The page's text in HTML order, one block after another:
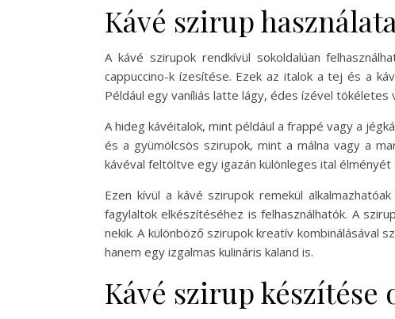
Kávé szirup
A kávé szirupok rendkívül sokoldalúan
cappuccino-k ízesítése. Ezek az italok a tej és a
Például egy vaníliás latte lágy, édes ízével
A hideg kávéitalok, mint például a frappé vagy a
és a gyümölcsös szirupok, mint a málna vagy a
kávéval feltöltve egy igazán különleges ital élményét
Ezen kívül a kávé szirupok remekül
fagylaltok elkészítéséhez is felhasználhatók. A
nekik. A különböző szirupok kreatív kombinálásával
hanem egy izgalmas kulináris kaland is.
Kávé szirup készítése